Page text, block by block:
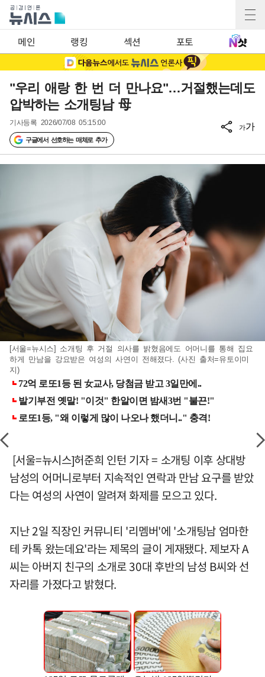
메인 랭킹 섹션 포토
"우리 애랑 한 번 더 만나요"…거절했는데도
압박하는 소개팅남 母
기사등록 2026/07/08 05:15:00
구글에서 선호하는 매체로 추가
가가
[서울=뉴시스] 소개팅 후 거절 의사를 밝혔음에도 어머니를 통해 집요
하게 만남을 강요받은 여성의 사연이 전해졌다. (사진 출처=유토이미
지)
[서울=뉴시스]허준희 인턴 기자 = 소개팅 이후 상대방
남성의 어머니로부터 지속적인 연락과 만남 요구를 받았
다는 여성의 사연이 알려져 화제를 모으고 있다.
지난 2일 직장인 커뮤니티 '리멤버'에 '소개팅남 엄마한
테 카톡 왔는데요'라는 제목의 글이 게재됐다. 제보자 A
씨는 아버지 친구의 소개로 30대 후반의 남성 B씨와 선
자리를 가졌다고 밝혔다.